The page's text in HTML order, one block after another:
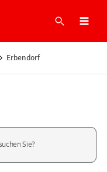
Suche
Erbendorf